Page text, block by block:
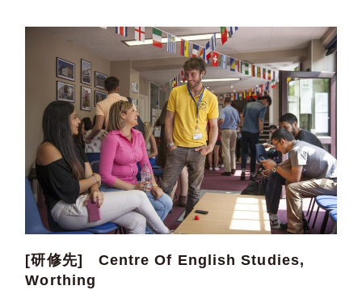
[研修先] Centre Of English Studies,
Worthing